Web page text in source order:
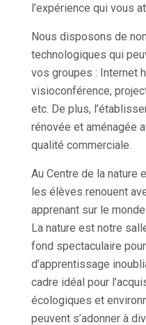
l’expérience qui vous
Nous disposons de
technologiques qui
vos groupes : Internet
visioconférence,
etc. De plus,
rénovée et aménagée
qualité commerciale.
Au Centre de la nature
les élèves renouent
apprenant sur le
La nature est notre
fond spectaculaire
d’apprentissage
cadre idéal pour
écologiques et
peuvent s’adonner à